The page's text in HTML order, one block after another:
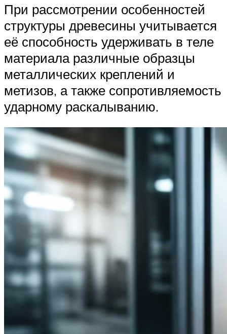
При рассмотрении особенностей
структуры древесины учитывается
её способность удерживать в теле
материала различные образцы
металлических креплений и
метизов, а также сопротивляемость
ударному раскалыванию.